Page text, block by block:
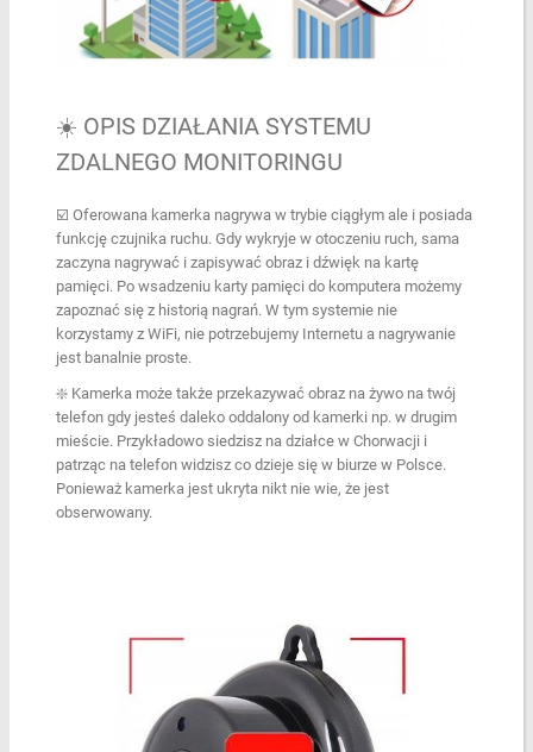
☀️ OPIS DZIAŁANIA SYSTEMU
ZDALNEGO MONITORINGU
☑️ Oferowana kamerka nagrywa w trybie ciągłym ale i posiada
funkcję czujnika ruchu. Gdy wykryje w otoczeniu ruch, sama
zaczyna nagrywać i zapisywać obraz i dźwięk na kartę
pamięci. Po wsadzeniu karty pamięci do komputera możemy
zapoznać się z historią nagrań. W tym systemie nie
korzystamy z WiFi, nie potrzebujemy Internetu a nagrywanie
jest banalnie proste.
❇️ Kamerka może także przekazywać obraz na żywo na twój
telefon gdy jesteś daleko oddalony od kamerki np. w drugim
mieście. Przykładowo siedzisz na działce w Chorwacji i
patrząc na telefon widzisz co dzieje się w biurze w Polsce.
Ponieważ kamerka jest ukryta nikt nie wie, że jest
obserwowany.